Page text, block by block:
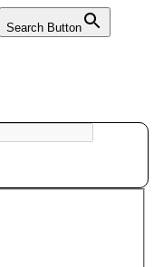
Search Button